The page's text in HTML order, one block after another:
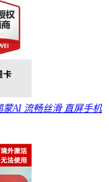
蒙AI 流畅丝滑 直屏手机